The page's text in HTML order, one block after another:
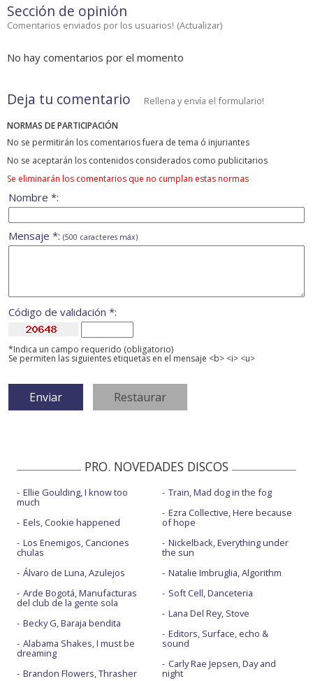
Sección de opinión
Comentarios enviados por los usuarios! (Actualizar)
No hay comentarios por el momento
Deja tu comentario Rellena y envía el formulario!
NORMAS DE PARTICIPACIÓN
No se permitirán los comentarios fuera de tema ó injuriantes
No se aceptarán los contenidos considerados como publicitarios
Se eliminarán los comentarios que no cumplan estas normas
Nombre *:
Mensaje *: (500 caracteres máx)
Código de validación *:
*Indica un campo requerido (obligatorio)
Se permiten las siguientes etiquetas en el mensaje <b> <i> <u>
PRO. NOVEDADES DISCOS
Ellie Goulding, I know too
much
Eels, Cookie happened
Los Enemigos, Canciones
chulas
Álvaro de Luna, Azulejos
Arde Bogotá, Manufacturas
del club de la gente sola
Becky G, Baraja bendita
Alabama Shakes, I must be
dreaming
Brandon Flowers, Thrasher
Train, Mad dog in the fog
Ezra Collective, Here because
of hope
Nickelback, Everything under
the sun
Natalie Imbruglia, Algorithm
Soft Cell, Danceteria
Lana Del Rey, Stove
Editors, Surface, echo &
sound
Carly Rae Jepsen, Day and
night